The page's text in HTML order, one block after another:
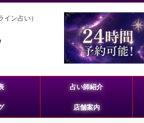
ン占い）
占い師紹介
店舗案内